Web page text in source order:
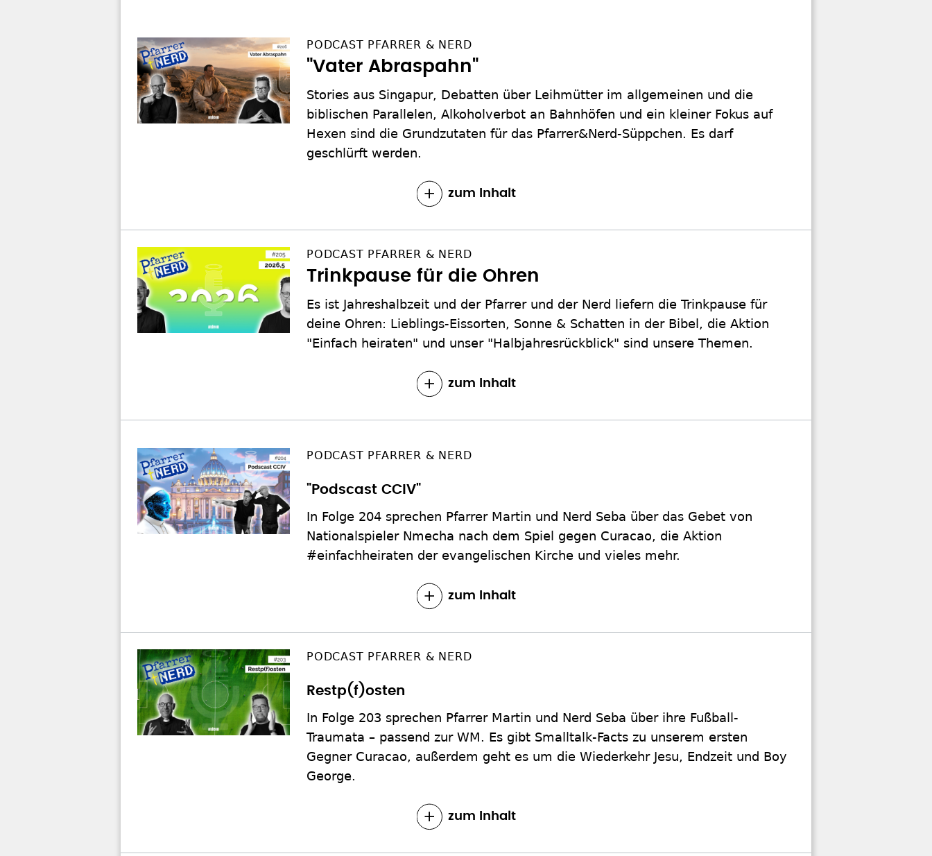
PODCAST PFARRER & NERD
"Vater Abraspahn"
Stories aus Singapur, Debatten über Leihmütter im allgemeinen und die
biblischen Parallelen, Alkoholverbot an Bahnhöfen und ein kleiner Fokus auf
Hexen sind die Grundzutaten für das Pfarrer&Nerd-Süppchen. Es darf
geschlürft werden.
zum Inhalt
PODCAST PFARRER & NERD
Trinkpause für die Ohren
Es ist Jahreshalbzeit und der Pfarrer und der Nerd liefern die Trinkpause für
deine Ohren: Lieblings-Eissorten, Sonne & Schatten in der Bibel, die Aktion
"Einfach heiraten" und unser "Halbjahresrückblick" sind unsere Themen.
zum Inhalt
PODCAST PFARRER & NERD
"Podscast CCIV"
In Folge 204 sprechen Pfarrer Martin und Nerd Seba über das Gebet von
Nationalspieler Nmecha nach dem Spiel gegen Curacao, die Aktion
#einfachheiraten der evangelischen Kirche und vieles mehr.
zum Inhalt
PODCAST PFARRER & NERD
Restp(f)osten
In Folge 203 sprechen Pfarrer Martin und Nerd Seba über ihre Fußball-
Traumata – passend zur WM. Es gibt Smalltalk-Facts zu unserem ersten
Gegner Curacao, außerdem geht es um die Wiederkehr Jesu, Endzeit und Boy
George.
zum Inhalt